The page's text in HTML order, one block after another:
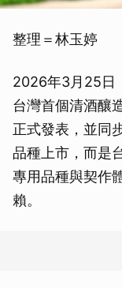
整理＝林玉婷
2026年3月25日
台灣首個清酒釀
正式發表，並同
品種上市，而是
專用品種與契作
賴。